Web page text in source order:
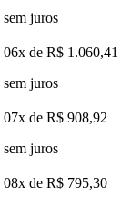
sem juros
06x de R$ 1.060,41
sem juros
07x de R$ 908,92
sem juros
08x de R$ 795,30